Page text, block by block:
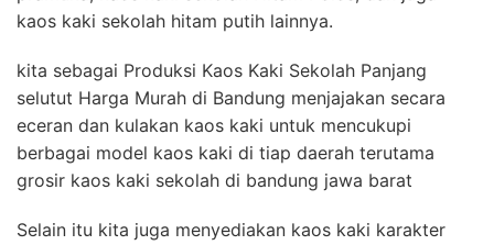
kaos kaki sekolah hitam putih lainnya.
kita sebagai Produksi Kaos Kaki Sekolah Panjang
selutut Harga Murah di Bandung menjajakan secara
eceran dan kulakan kaos kaki untuk mencukupi
berbagai model kaos kaki di tiap daerah terutama
grosir kaos kaki sekolah di bandung jawa barat
Selain itu kita juga menyediakan kaos kaki karakter